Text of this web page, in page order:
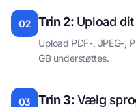
02 Trin 2: Upload
Upload PDF-, JPEG-,
GB understøttes.
03 Trin 3:Vælg